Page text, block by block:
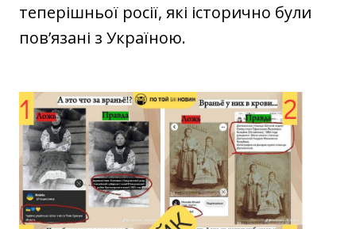
теперішньої росії, які історично були
пов’язані з Україною.